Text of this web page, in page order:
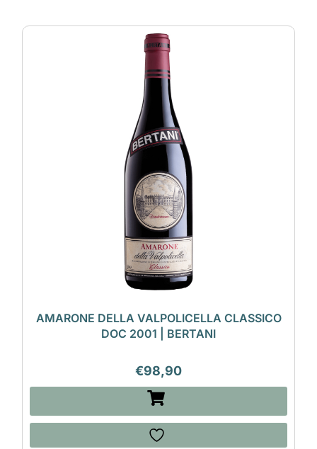
AMARONE DELLA VALPOLICELLA CLASSICO
DOC 2001 | BERTANI
€98,90